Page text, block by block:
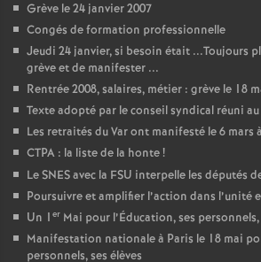
Grève le 24 janvier 2007
Congés de formation professionnelle
Jeudi 24 janvier, si besoin était ...Toujours
grève et de manifester ...
Rentrée 2008, salaires, métier : grève le 18
Texte adopté par le conseil syndical réuni
Les retraités du Var ont manifesté le 6 mars
CTPA : la liste de la honte!
Le SNES avec la FSU interpelle les députés
Poursuivre et amplifier l’action dans l’unité
Un 1 er Mai pour l’Éducation, ses personnels,
Manifestation nationale à Paris le 18 mai
personnels, ses élèves